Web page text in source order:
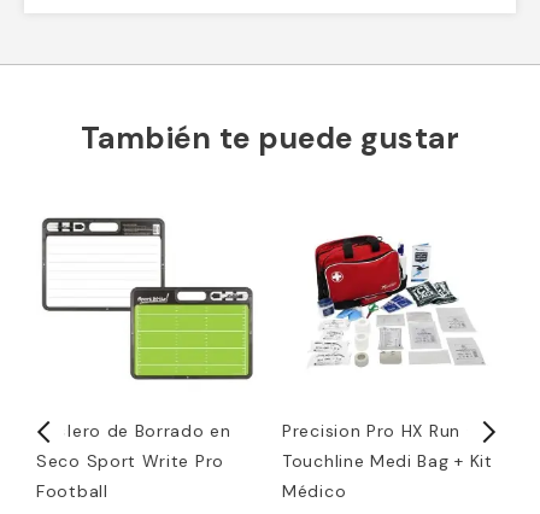
También te puede gustar
Tablero de Borrado en
Seco Sport Write Pro
Football
Precision Pro HX Run On
Touchline Medi Bag + Kit
Médico